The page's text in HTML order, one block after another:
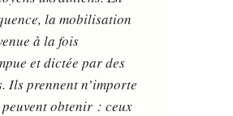
la mobilisation
à la fois
et dictée par des
Ils prennent n’importe
obtenir : ceux